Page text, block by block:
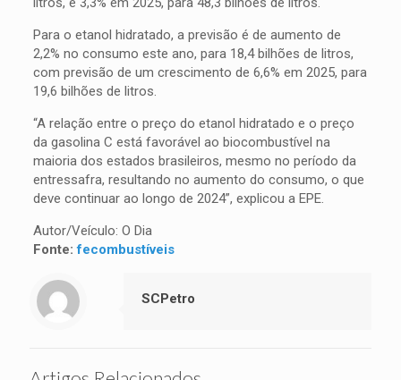
Para o etanol hidratado, a previsão é de aumento de
2,2% no consumo este ano, para 18,4 bilhões de litros,
com previsão de um crescimento de 6,6% em 2025, para
19,6 bilhões de litros.
“A relação entre o preço do etanol hidratado e o preço
da gasolina C está favorável ao biocombustível na
maioria dos estados brasileiros, mesmo no período da
entressafra, resultando no aumento do consumo, o que
deve continuar ao longo de 2024”, explicou a EPE.
Autor/Veículo: O Dia
Fonte:fecombustíveis
SCPetro